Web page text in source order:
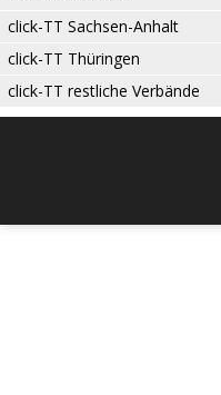
click-TT Sachsen-Anhalt
click-TT Thüringen
click-TT restliche Verbände